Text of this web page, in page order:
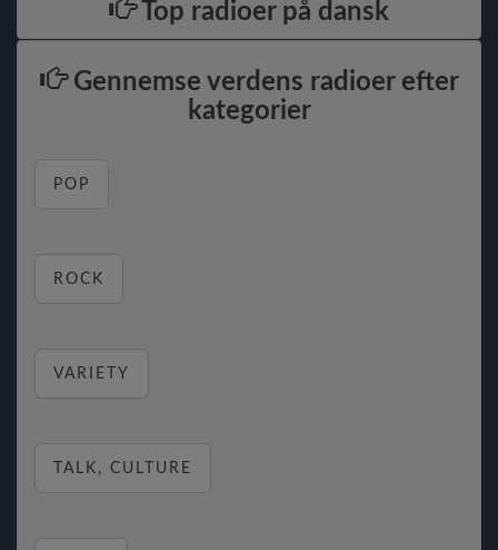
Top radioer på dansk
Gennemse verdens radioer efter
kategorier
POP
ROCK
VARIETY
TALK, CULTURE